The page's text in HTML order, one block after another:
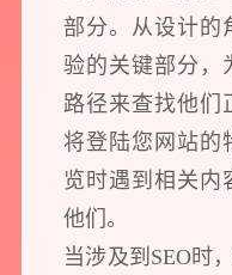
部分。从设计的
验的关键部分，
路径来查找他们
将登陆您网站的
览时遇到相关内
他们。
当涉及到SEO时